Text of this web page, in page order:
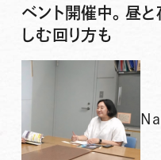
ベント開催中。昼
しむ回り方も